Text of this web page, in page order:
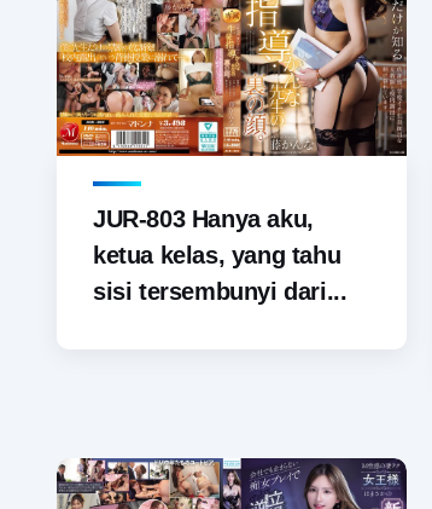
JUR-803 Hanya aku,
ketua kelas, yang tahu
sisi tersembunyi dari...